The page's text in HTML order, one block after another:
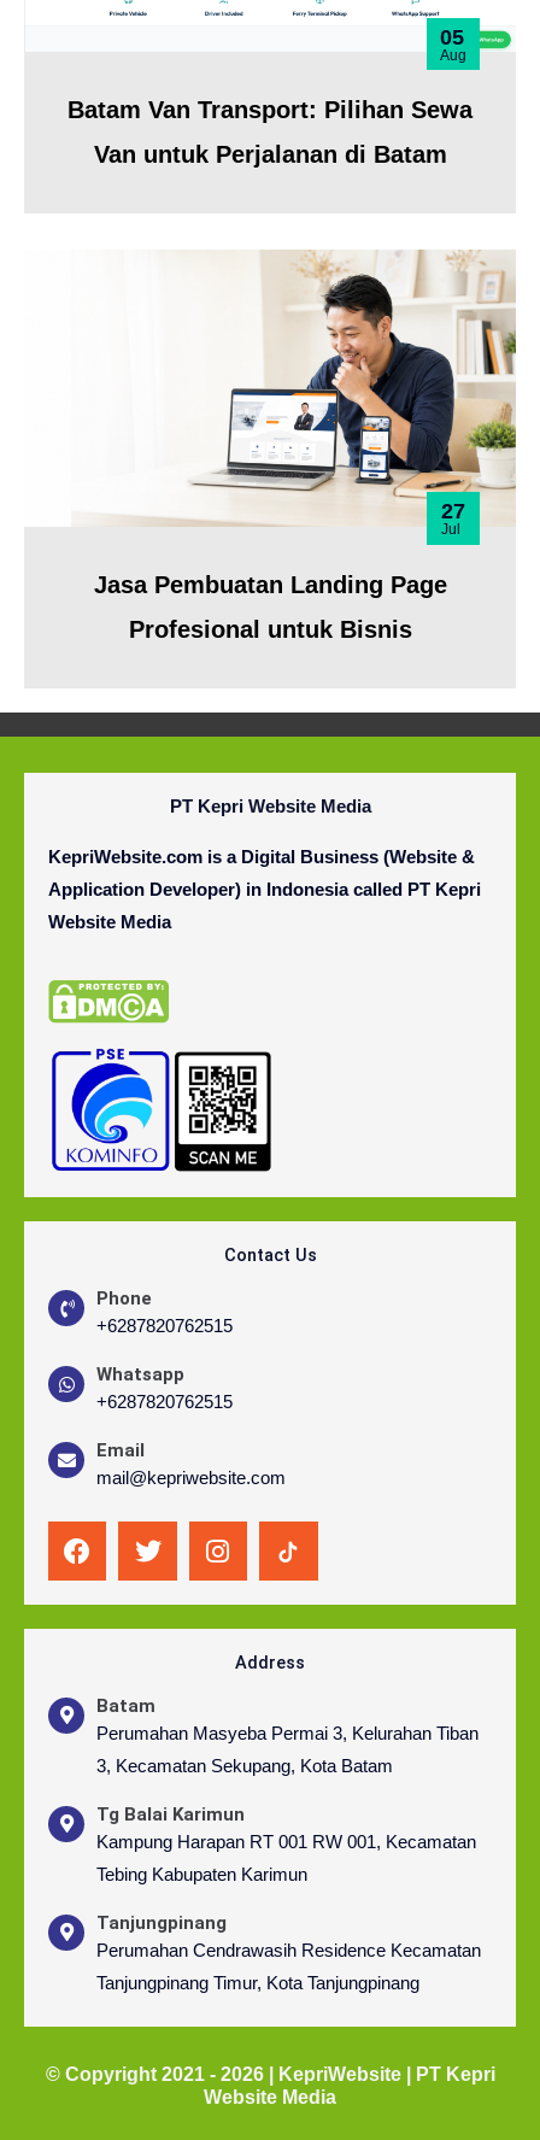
05
Aug
Batam Van Transport: Pilihan Sewa
Van untuk Perjalanan di Batam
27
Jul
Jasa Pembuatan Landing Page
Profesional untuk Bisnis
PT Kepri Website Media
KepriWebsite.com is a Digital Business (Website &
Application Developer) in Indonesia called
PT Kepri
Website Media
Contact Us
Phone
+6287820762515
Whatsapp
+6287820762515
Email
mail@kepriwebsite.com
F
a
c
e
o
k
T
w
i
t
I
n
s
t
m
R
t
m
i
o
t
i
o
k
Address
Batam
Perumahan Masyeba Permai 3, Kelurahan Tiban
3, Kecamatan Sekupang, Kota Batam
Tg Balai Karimun
Kampung Harapan RT 001 RW 001, Kecamatan
Tebing Kabupaten Karimun
Tanjungpinang
Perumahan Cendrawasih Residence Kecamatan
Tanjungpinang Timur, Kota Tanjungpinang
© Copyright 2021 - 2026 | KepriWebsite | PT Kepri
Website Media